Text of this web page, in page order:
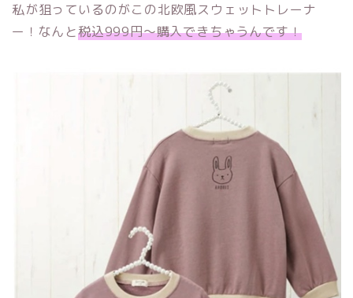
私が狙っているのがこの北欧風スウェットトレーナ
ー！なんと税込999円〜購入できちゃうんです！